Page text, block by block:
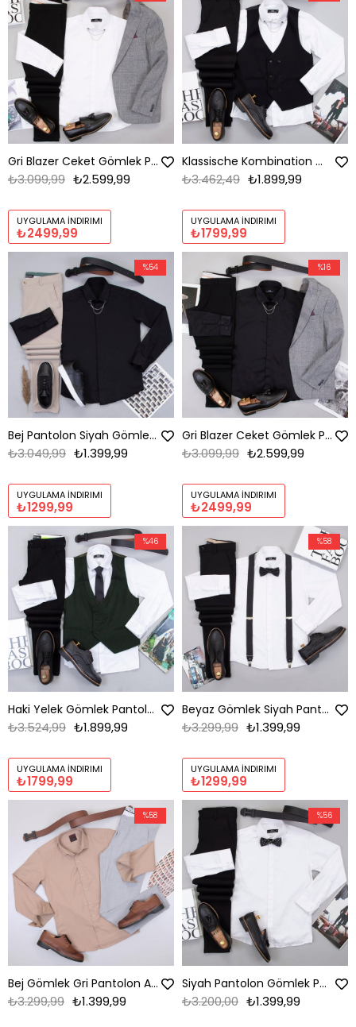
Gri Blazer Ceket Gömlek Pantolon Ayakkabı Kombin
₺2.599,99
₺3.099,99
UYGULAMA İNDIRIMI
₺2499,99
Klassische Kombination mit Weste
₺1.899,99
₺3.462,49
UYGULAMA İNDIRIMI
₺1799,99
Bej Pantolon Siyah Gömlek Ayakkabı Kombin
₺1.399,99
₺3.049,99
UYGULAMA İNDIRIMI
₺1299,99
%54
Gri Blazer Ceket Gömlek Pantolon Ayakkabı Kombin
₺2.599,99
₺3.099,99
UYGULAMA İNDIRIMI
₺2499,99
%16
Haki Yelek Gömlek Pantolon Ayakkabı Kombin
₺1.899,99
₺3.524,99
UYGULAMA İNDIRIMI
₺1799,99
%46
Beyaz Gömlek Siyah Pantolon Papyon Askı Ayakkabı Kombin
₺1.399,99
₺3.299,99
UYGULAMA İNDIRIMI
₺1299,99
%58
Bej Gömlek Gri Pantolon Ayakkabı Kombin
₺1.399,99
₺3.299,99
%58
Siyah Pantolon Gömlek Papyon Ayakkabı Kombin
₺1.399,99
₺3.200,00
%56